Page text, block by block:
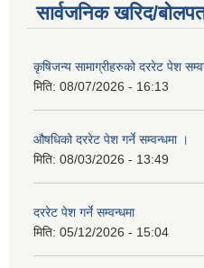
सार्वजनिक खरिद/
कृषिजन्य सामाग्रीहरुको दररेट पेश
मिति: 08/07/2026 - 16:13
औषधिको दररेट पेश गर्ने सम्वन्धमा ।
मिति: 08/03/2026 - 13:49
दररेट पेश गर्ने सम्वन्धमा
मिति: 05/12/2026 - 15:04